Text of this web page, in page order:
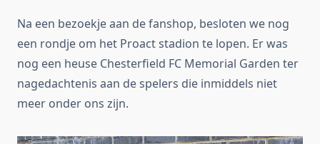
Na een bezoekje aan de fanshop, besloten we nog
een rondje om het Proact stadion te lopen. Er was
nog een heuse Chesterfield FC Memorial Garden ter
nagedachtenis aan de spelers die inmiddels niet
meer onder ons zijn.